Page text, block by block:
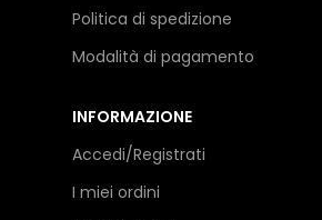
Politica di spedizione
Modalità di pagamento
INFORMAZIONE
Accedi/Registrati
I miei ordini